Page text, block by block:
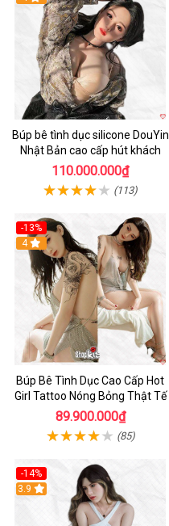
Búp bê tình dục silicone DouYin
Nhật Bản cao cấp hút khách
110.000.000₫
(113)
-13%
4
Búp Bê Tình Dục Cao Cấp Hot
Girl Tattoo Nóng Bỏng Thật Tế
89.900.000₫
(85)
-14%
3.9